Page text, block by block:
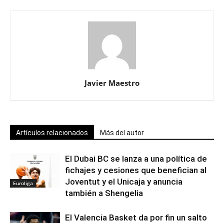
Javier Maestro
Artículos relacionados Más del autor
Euroliga
El Dubai BC se lanza a una política de
fichajes y cesiones que benefician al
Joventut y el Unicaja y anuncia
también a Shengelia
El Valencia Basket da por fin un salto